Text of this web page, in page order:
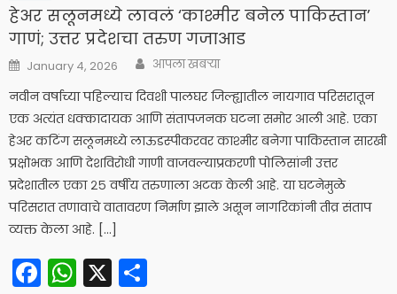
हेअर सलूनमध्ये लावलं ‘काश्मीर बनेल पाकिस्तान’
गाणं; उत्तर प्रदेशचा तरुण गजाआड
Posted
on
January 4, 2026 Author
आपला खबऱ्या
नवीन वर्षाच्या पहिल्याच दिवशी पालघर जिल्ह्यातील नायगाव परिसरातून
एक अत्यंत धक्कादायक आणि संतापजनक घटना समोर आली आहे. एका
हेअर कटिंग सलूनमध्ये लाऊडस्पीकरवर काश्मीर बनेगा पाकिस्तान सारखी
प्रक्षोभक आणि देशविरोधी गाणी वाजवल्याप्रकरणी पोलिसांनी उत्तर
प्रदेशातील एका २५ वर्षीय तरुणाला अटक केली आहे. या घटनेमुळे
परिसरात तणावाचे वातावरण निर्माण झाले असून नागरिकांनी तीव्र संताप
व्यक्त केला आहे. […]
Facebook
WhatsApp
X